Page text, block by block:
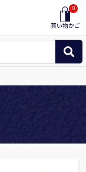
0
買い物かご